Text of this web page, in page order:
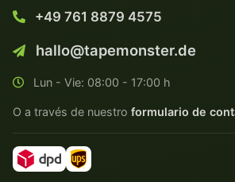
+49 761 8879 4575
hallo@tapemonster.de
Lun - Vie: 08:00 - 17:00 h
O a través de nuestro formulario de